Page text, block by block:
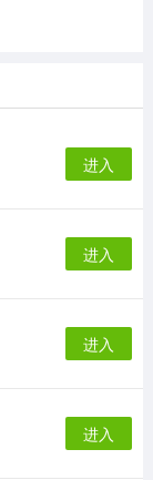
进入
进入
进入
进入